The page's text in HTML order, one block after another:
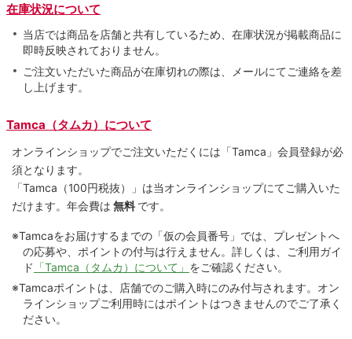
在庫状況について
当店では商品を店舗と共有しているため、在庫状況が掲載商品に
即時反映されておりません。
ご注文いただいた商品が在庫切れの際は、メールにてご連絡を差
し上げます。
Tamca（タムカ）について
オンラインショップでご注⽂いただくには「Tamca」会員登録が必
須となります。
「Tamca （100円税抜）
」は当オンラインショップにてご購⼊いた
だけます。 年会費は 無料 です。
※Tamcaをお届けするまでの「仮の会員番号」では、プレゼントへ
の応募や、ポイントの付与は⾏えません。詳しくは、ご利⽤ガイ
ド 「Tamca（タムカ）について」 をご確認ください。
※Tamcaポイントは、店舗でのご購⼊時にのみ付与されます。オン
ラインショップご利用時にはポイントはつきませんのでご了承く
ださい。